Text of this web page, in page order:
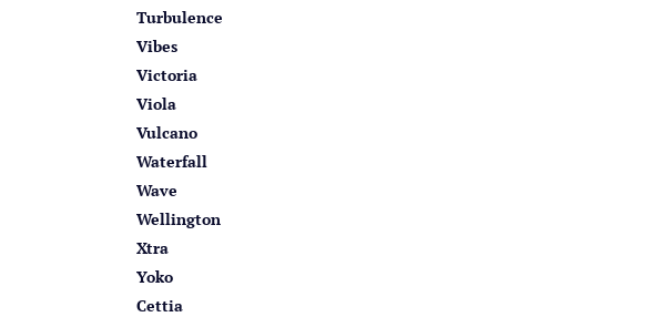
Turbulence
Vibes
Victoria
Viola
Vulcano
Waterfall
Wave
Wellington
Xtra
Yoko
Cettia